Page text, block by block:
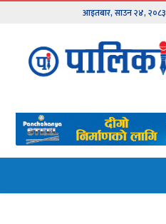
आइतबार,साउन२४,२०८३
मुख्य
समाचार
हाम्रो
पालिका
१